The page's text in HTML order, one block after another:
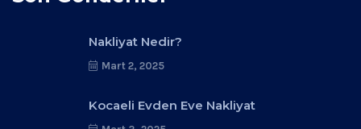
Nakliyat Nedir?
Mart 2, 2025
Kocaeli Evden Eve Nakliyat